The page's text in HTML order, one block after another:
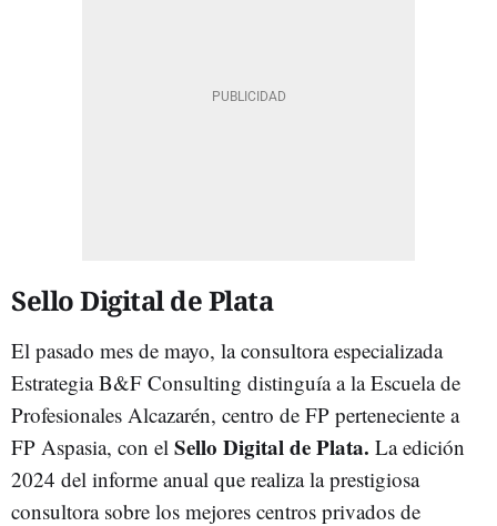
Sello Digital de Plata
El pasado mes de mayo, la consultora especializada
Estrategia B&F Consulting distinguía a la Escuela de
Profesionales Alcazarén, centro de FP perteneciente a
FP Aspasia, con el Sello Digital de Plata. La edición
2024 del informe anual que realiza la prestigiosa
consultora sobre los mejores centros privados de